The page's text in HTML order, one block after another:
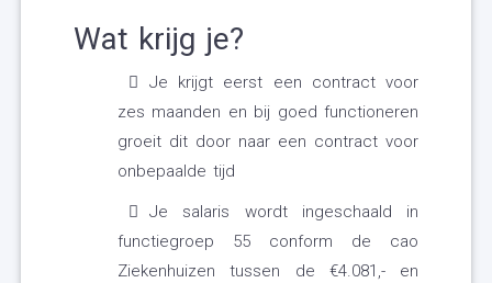
Wat krijg je?
Je krijgt eerst een contract voor
zes maanden en bij goed functioneren
groeit dit door naar een contract voor
onbepaalde tijd
Je salaris wordt ingeschaald in
functiegroep 55 conform de cao
Ziekenhuizen tussen de €4.081,- en